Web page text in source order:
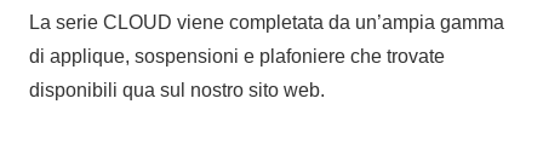
La serie CLOUD viene completata da un’ampia gamma
di applique, sospensioni e plafoniere che trovate
disponibili qua sul nostro sito web.